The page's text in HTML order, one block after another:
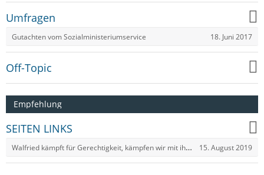
Umfragen
Gutachten vom Sozialministeriumservice 18. Juni 2017
Off-Topic
Empfehlung
SEITEN LINKS
Walfried kämpft für Gerechtigkeit, kämpfen wir mit ihm! 15. August 2019